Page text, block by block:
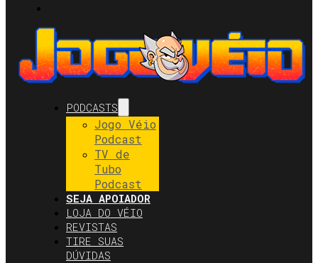
PODCASTS
Jogo Véio
Podcast
TV de
Tubo
Podcast
SEJA APOIADOR
LOJA DO VÉIO
REVISTAS
TIRE SUAS
DÚVIDAS